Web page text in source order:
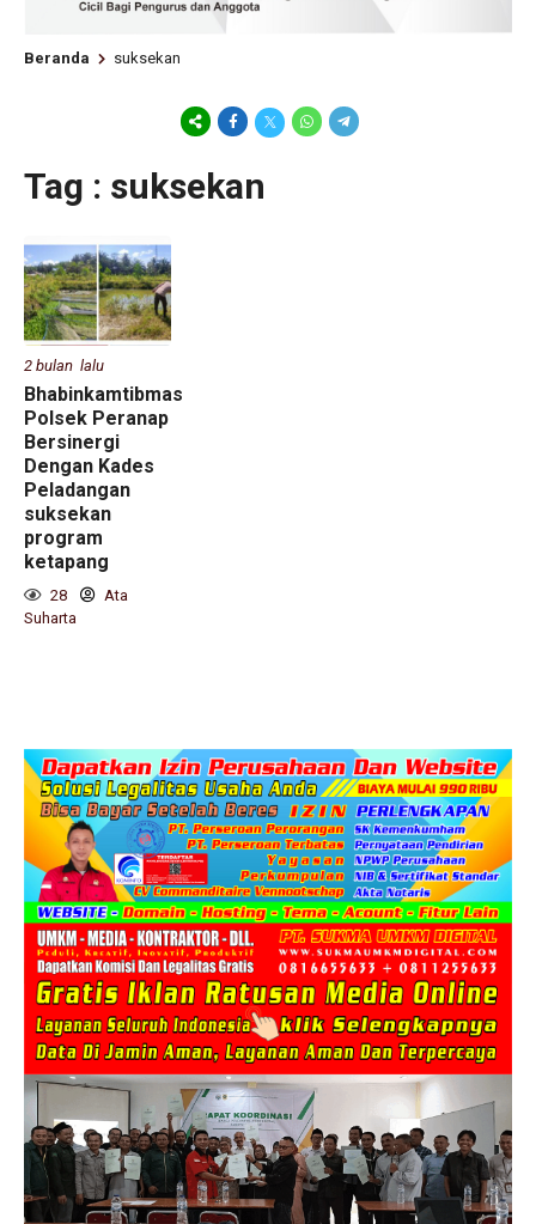
Beranda suksekan
Tag : suksekan
2 bulan lalu
Bhabinkamtibmas
Polsek Peranap
Bersinergi
Dengan Kades
Peladangan
suksekan
program
ketapang
28
Ata
Suharta